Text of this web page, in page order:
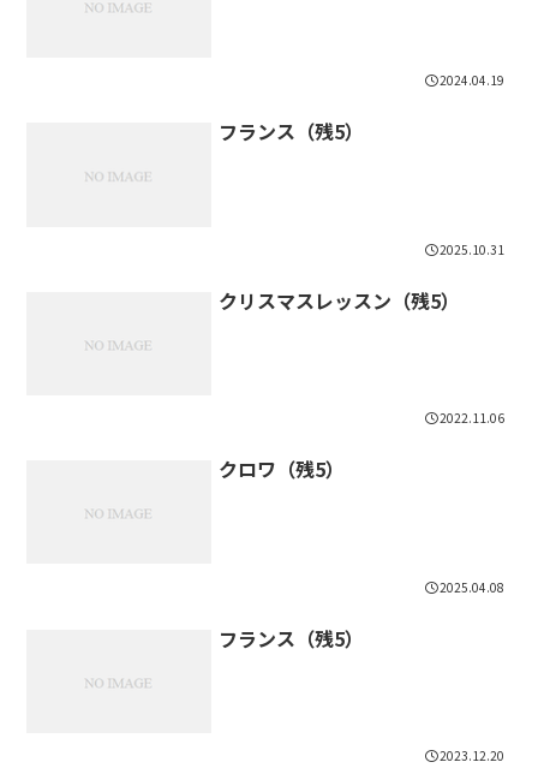
2024.04.19
フランス（残5）
2025.10.31
クリスマスレッスン（残5）
2022.11.06
クロワ（残5）
2025.04.08
フランス（残5）
2023.12.20